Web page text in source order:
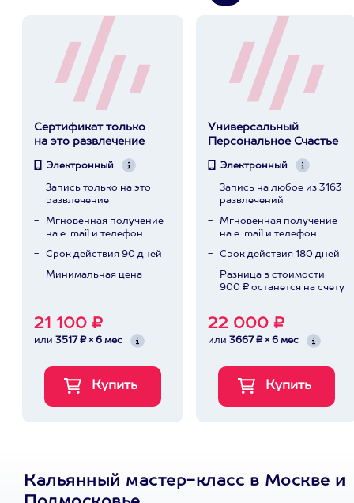
Сертификат только
на это развлечение
Электронный
Запись только на это
развлечение
Мгновенная получение
на e-mail и телефон
Срок действия 90 дней
Минимальная цена
21 100 ₽
или 3517 ₽ × 6 мес
Универсальный
Персональное Счастье
Электронный
Запись на любое из 3163
развлечений
Мгновенная получение
на e-mail и телефон
Срок действия 180 дней
Разница в стоимости
900 ₽ останется на счету
22 000 ₽
или 3667 ₽ × 6 мес
Кальянный мастер-класс в Москве и